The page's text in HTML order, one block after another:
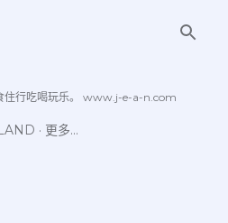
住行吃喝玩乐。 www.j-e-a-n.com
更多…